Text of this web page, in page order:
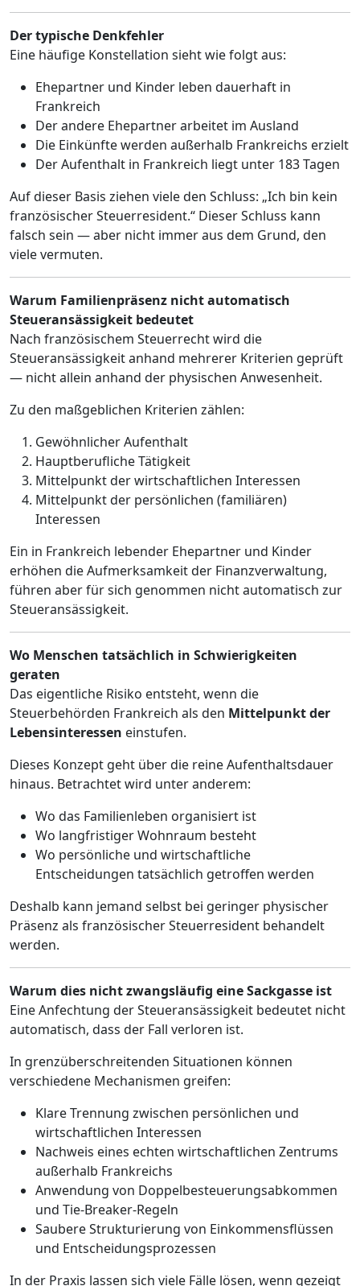
Der typische Denkfehler
Eine häufige Konstellation sieht wie folgt aus:
Ehepartner und Kinder leben dauerhaft in
Frankreich
Der andere Ehepartner arbeitet im Ausland
Die Einkünfte werden außerhalb Frankreichs erzielt
Der Aufenthalt in Frankreich liegt unter 183 Tagen
Auf dieser Basis ziehen viele den Schluss: „Ich bin kein
französischer Steuerresident.“ Dieser Schluss kann
falsch sein — aber nicht immer aus dem Grund, den
viele vermuten.
Warum Familienpräsenz nicht automatisch
Steueransässigkeit bedeutet
Nach französischem Steuerrecht wird die
Steueransässigkeit anhand mehrerer Kriterien geprüft
— nicht allein anhand der physischen Anwesenheit.
Zu den maßgeblichen Kriterien zählen:
Gewöhnlicher Aufenthalt
Hauptberufliche Tätigkeit
Mittelpunkt der wirtschaftlichen Interessen
Mittelpunkt der persönlichen (familiären)
Interessen
Ein in Frankreich lebender Ehepartner und Kinder
erhöhen die Aufmerksamkeit der Finanzverwaltung,
führen aber für sich genommen nicht automatisch zur
Steueransässigkeit.
Wo Menschen tatsächlich in Schwierigkeiten
geraten
Das eigentliche Risiko entsteht, wenn die
Steuerbehörden Frankreich als den Mittelpunkt der
Lebensinteressen einstufen.
Dieses Konzept geht über die reine Aufenthaltsdauer
hinaus. Betrachtet wird unter anderem:
Wo das Familienleben organisiert ist
Wo langfristiger Wohnraum besteht
Wo persönliche und wirtschaftliche
Entscheidungen tatsächlich getroffen werden
Deshalb kann jemand selbst bei geringer physischer
Präsenz als französischer Steuerresident behandelt
werden.
Warum dies nicht zwangsläufig eine Sackgasse ist
Eine Anfechtung der Steueransässigkeit bedeutet nicht
automatisch, dass der Fall verloren ist.
In grenzüberschreitenden Situationen können
verschiedene Mechanismen greifen:
Klare Trennung zwischen persönlichen und
wirtschaftlichen Interessen
Nachweis eines echten wirtschaftlichen Zentrums
außerhalb Frankreichs
Anwendung von Doppelbesteuerungsabkommen
und Tie-Breaker-Regeln
Saubere Strukturierung von Einkommensflüssen
und Entscheidungsprozessen
In der Praxis lassen sich viele Fälle lösen, wenn gezeigt